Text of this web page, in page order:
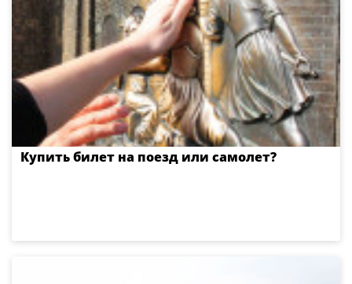
Купить билет на поезд или самолет?